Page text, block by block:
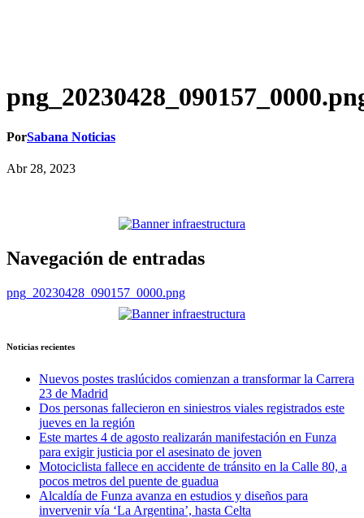
PorSabana Noticias
Abr 28, 2023
Navegación de entradas
png_20230428_090157_0000.png
Noticias recientes
Nuevos postes traslúcidos comienzan a transformar la Carrera
23 de Madrid
Dos personas fallecieron en siniestros viales registrados este
jueves en la región
Este martes 4 de agosto realizarán manifestación en Funza
para exigir justicia por el asesinato de joven
Motociclista fallece en accidente de tránsito en la Calle 80, a
pocos metros del puente de guadua
Alcaldía de Funza avanza en estudios y diseños para
invervenir vía ‘La Argentina’, hasta Celta